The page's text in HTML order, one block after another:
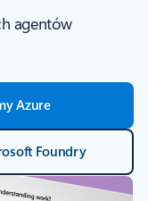
agentów
Azure
Foundry